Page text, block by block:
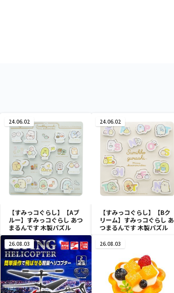
24.06.02
【すみっコぐらし】【Aブ
ルー】すみっコぐらし あつ
まるんです 木製パズル
24.06.02
【すみっコぐらし】【Bク
リーム】すみっコぐらし あ
つまるんです 木製パズル
26.08.03 26.08.03